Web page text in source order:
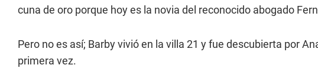
cuna de oro porque hoy es la novia del reconocido abogado
Pero no es así; Barby vivió en la villa 21 y fue descubierta por
primera vez.